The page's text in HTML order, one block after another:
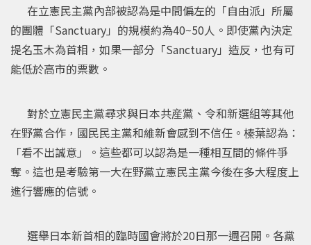
在立憲民主黨內部被認為是中間偏左的「自由派」所屬
的團體「Sanctuary」的規模約為40~50人。即使黨內決定
提名玉木為首相，如果一部分「Sanctuary」造反，也有可
能低於高市的票數。
對於立憲民主黨尋求與日本共産黨、令和新選組等其他
在野黨合作，國民民主黨和維新會感到不信任。榛葉認為：
「看不出誠意」。這些都可以認為是一種相互間的條件爭
奪。這也是考驗第一大在野黨立憲民主黨今後在多大程度上
進行響應的信號。
選舉日本新首相的臨時國會將於20日那一週召開。各黨